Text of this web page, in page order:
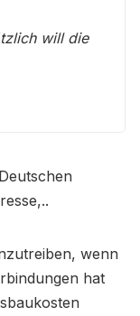
will die
wenn
hat